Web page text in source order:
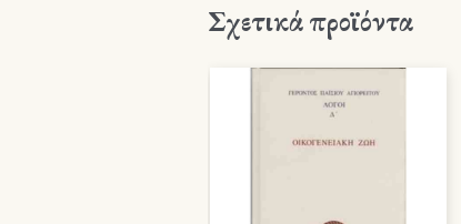
Σχετικά προϊόντα